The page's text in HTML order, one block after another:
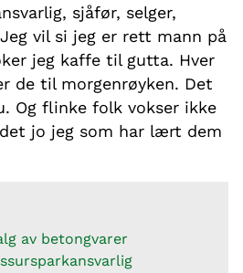
sjåfør, selger,
vil si jeg er rett mann på
jeg kaffe til gutta. Hver
de til morgenrøyken. Det
Og flinke folk vokser ikke
jo jeg som har lært dem
av betongvarer